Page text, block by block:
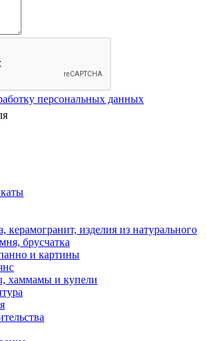
персональных данных
керамогранит, изделия из натурального
брусчатка
и картины
хаммамы и купели